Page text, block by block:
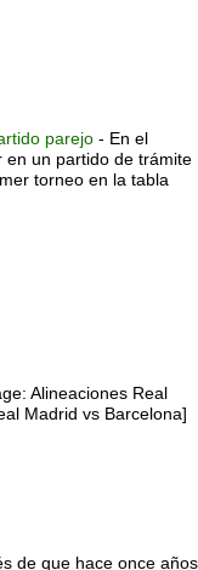
parejo - En el
en un partido de trámite
torneo en la tabla
Alineaciones Real
Madrid vs Barcelona]
de que hace once años